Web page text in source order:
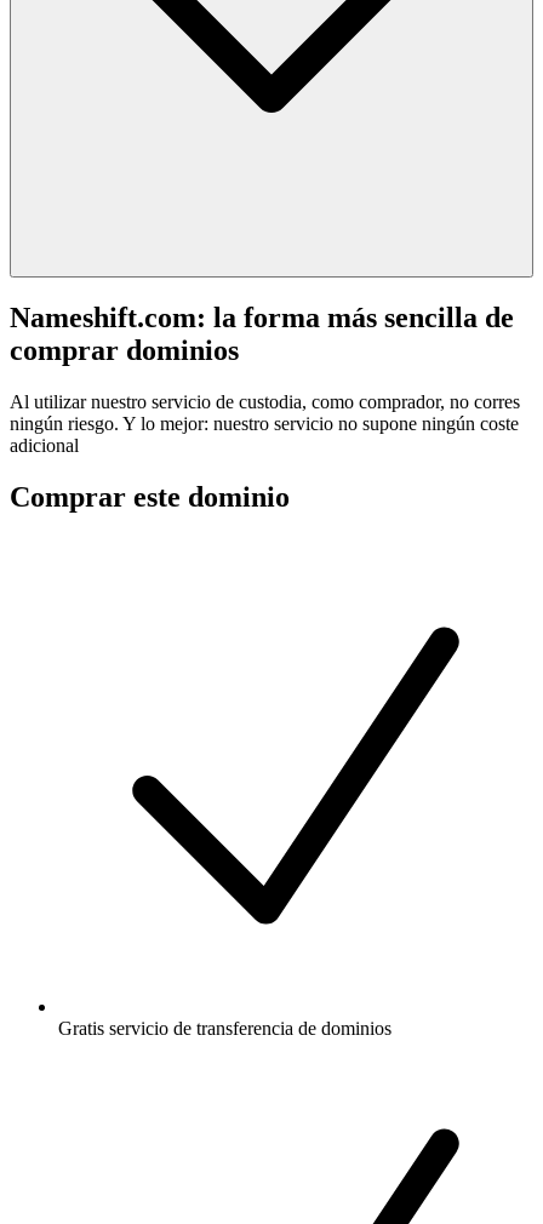
Nameshift.com: la forma más sencilla de
comprar dominios
Al utilizar nuestro servicio de custodia, como comprador, no corres
ningún riesgo. Y lo mejor: nuestro servicio no supone ningún coste
adicional
Comprar este dominio
Gratis servicio de transferencia de dominios